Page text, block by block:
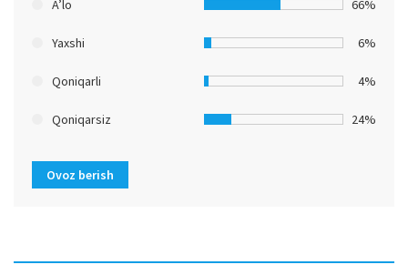
A’lo 66%
Yaxshi 6%
Qoniqarli 4%
Qoniqarsiz 24%
Ovoz berish